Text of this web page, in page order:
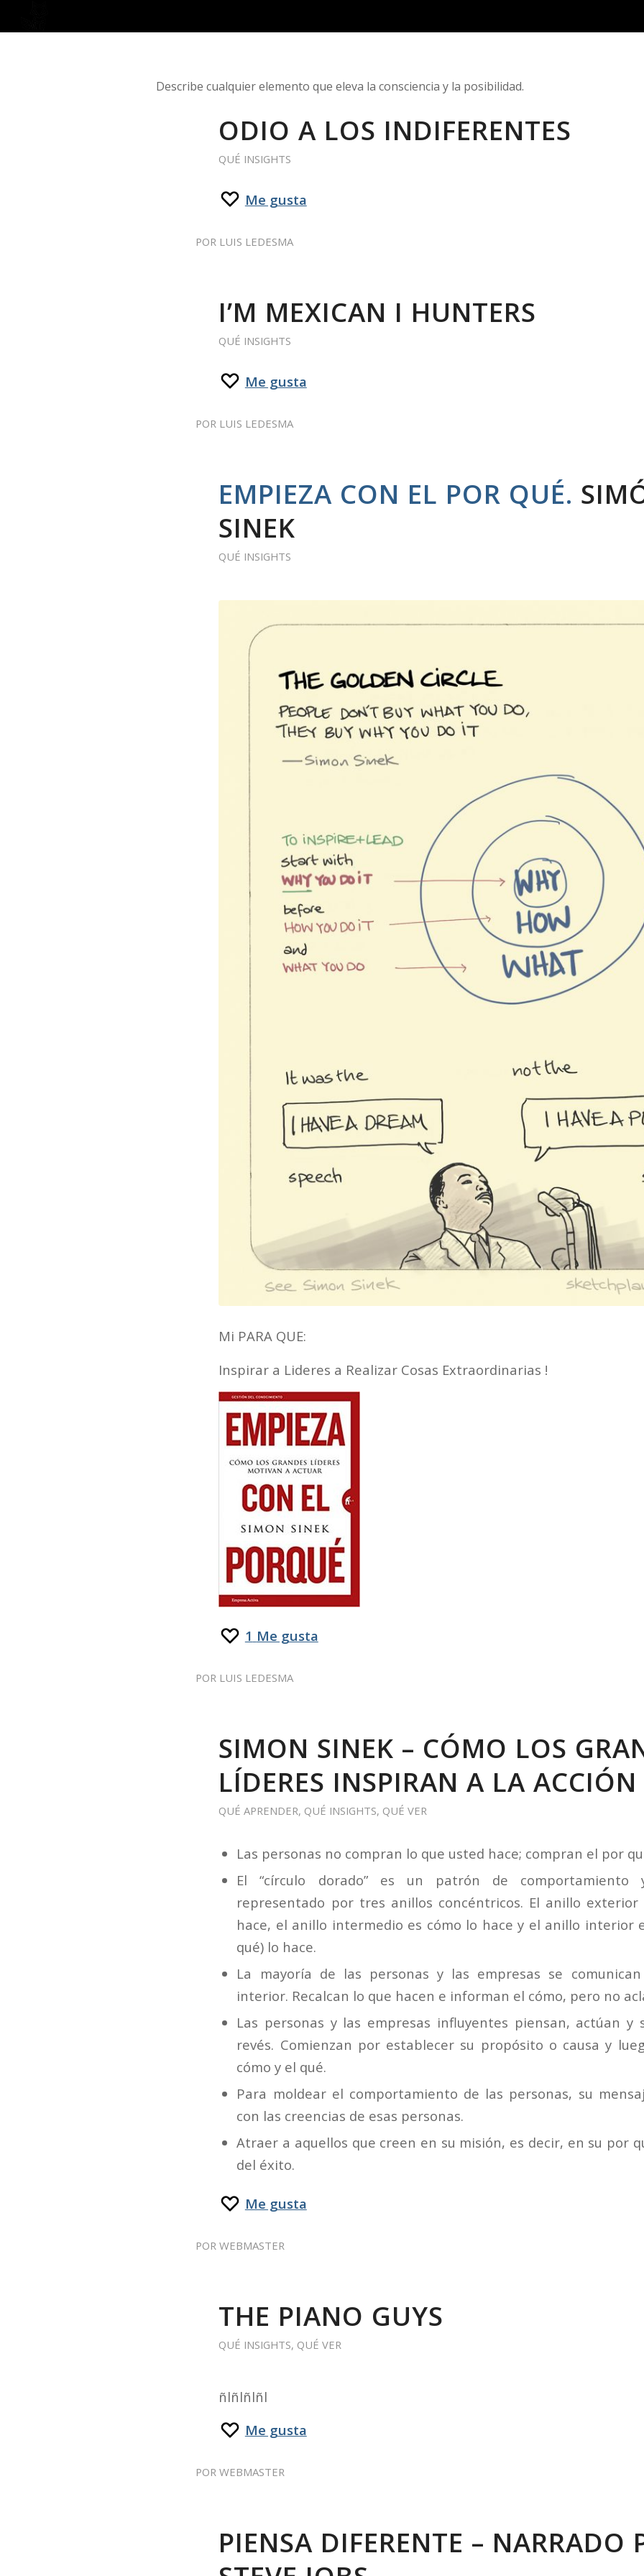
Describe cualquier elemento que eleva la consciencia y la posibilidad.
ODIO A LOS INDIFERENTES
QUÉ INSIGHTS
Me gusta
POR LUIS LEDESMA
I’M MEXICAN I HUNTERS
QUÉ INSIGHTS
Me gusta
POR LUIS LEDESMA
EMPIEZA CON EL POR QUÉ.
SINEK
QUÉ INSIGHTS
Mi PARA QUE:
Inspirar a Lideres a Realizar Cosas Extraordinarias !
1 Me gusta
POR LUIS LEDESMA
SIMON SINEK – CÓMO LOS
LÍDERES INSPIRAN A LA ACCIÓN
QUÉ APRENDER, QUÉ INSIGHTS, QUÉ VER
Las personas no compran lo que usted hace; compran el por
El “círculo dorado” es un patrón de comportamiento
representado por tres anillos concéntricos. El anillo
hace, el anillo intermedio es cómo lo hace y el anillo interior
qué) lo hace.
La mayoría de las personas y las empresas se
interior. Recalcan lo que hacen e informan el cómo, pero no
Las personas y las empresas influyentes piensan, actúan y
revés. Comienzan por establecer su propósito o causa y
cómo y el qué.
Para moldear el comportamiento de las personas, su
con las creencias de esas personas.
Atraer a aquellos que creen en su misión, es decir, en su por
del éxito.
Me gusta
POR WEBMASTER
THE PIANO GUYS
QUÉ INSIGHTS, QUÉ VER
ñlñlñlñl
Me gusta
POR WEBMASTER
PIENSA DIFERENTE – NARRADO